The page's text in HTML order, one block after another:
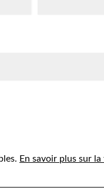
En savoir plus sur